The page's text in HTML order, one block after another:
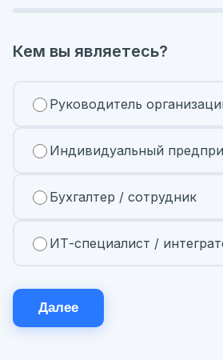
Кем вы являетесь?
Руководитель
Индивидуальный
Бухгалтер / сотрудник
ИТ-специалист /
Далее